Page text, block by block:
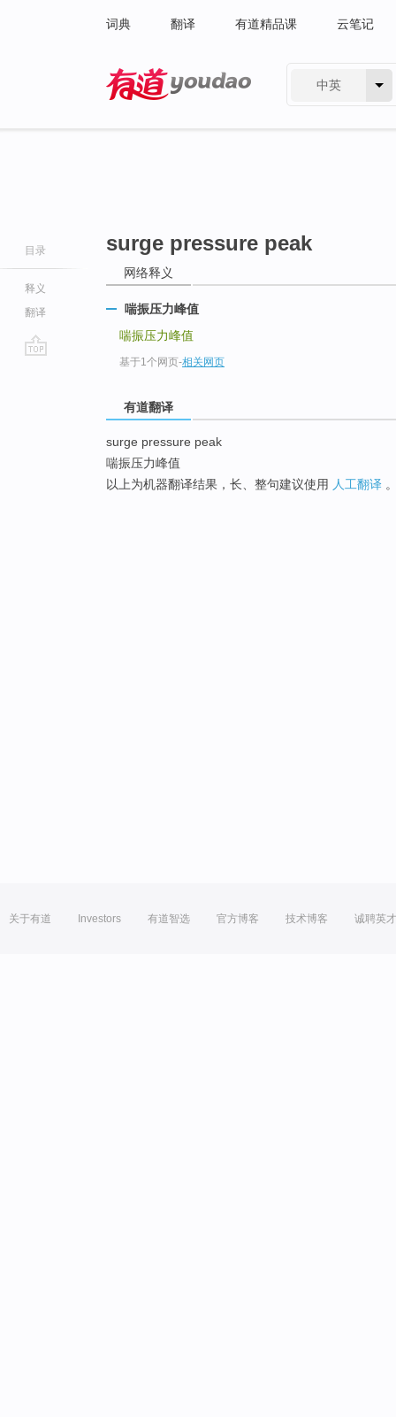
词典 翻译 有道精品课 云笔记
中英
目录
释义
翻译
surge pressure peak
网络释义
喘振压力峰值
喘振压力峰值
基于1个网页-相关网页
有道翻译
surge pressure peak
喘振压力峰值
以上为机器翻译结果，长、整句建议使用 人工翻译
关于有道 Investors 有道智选 官方博客 技术博客 诚聘英才